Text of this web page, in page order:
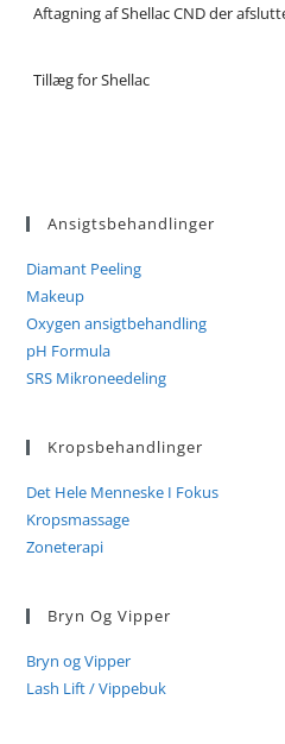
Aftagning af Shellac CND der
Tillæg for Shellac
Ansigtsbehandlinger
Diamant Peeling
Makeup
Oxygen ansigtbehandling
pH Formula
SRS Mikroneedeling
Kropsbehandlinger
Det Hele Menneske I Fokus
Kropsmassage
Zoneterapi
Bryn Og Vipper
Bryn og Vipper
Lash Lift / Vippebuk